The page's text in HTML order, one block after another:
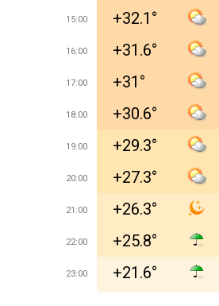
15:00 +32.1°
16:00 +31.6°
17:00 +31°
18:00 +30.6°
19:00 +29.3°
20:00 +27.3°
21:00 +26.3°
22:00 +25.8°
23:00 +21.6°